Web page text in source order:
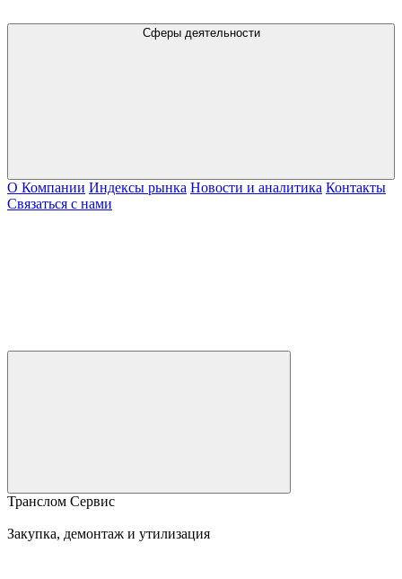
Сферы деятельности
О Компании Индексы рынка Новости и аналитика Контакты
Связаться с нами
Транслом Сервис
Закупка, демонтаж и утилизация